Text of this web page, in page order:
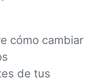
cómo cambiar
de tus